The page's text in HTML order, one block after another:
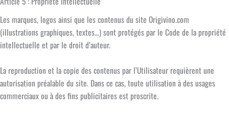
Les marques, logos ainsi que les contenus du site Origivino.com
(illustrations graphiques, textes…) sont protégés par le Code de la propriété
intellectuelle et par le droit d’auteur.
La reproduction et la copie des contenus par l’Utilisateur requièrent une
autorisation préalable du site. Dans ce cas, toute utilisation à des usages
commerciaux ou à des fins publicitaires est proscrite.